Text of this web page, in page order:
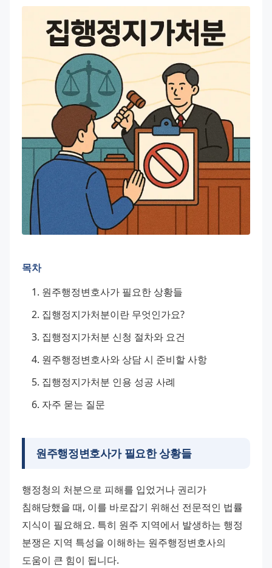
목차
원주행정변호사가 필요한 상황들
집행정지가처분이란 무엇인가요?
집행정지가처분 신청 절차와 요건
원주행정변호사와 상담 시 준비할 사항
집행정지가처분 인용 성공 사례
자주 묻는 질문
원주행정변호사가 필요한 상황들
행정청의 처분으로 피해를 입었거나 권리가
침해당했을 때, 이를 바로잡기 위해선 전문적인 법률
지식이 필요해요. 특히 원주 지역에서 발생하는 행정
분쟁은 지역 특성을 이해하는 원주행정변호사의
도움이 큰 힘이 됩니다.